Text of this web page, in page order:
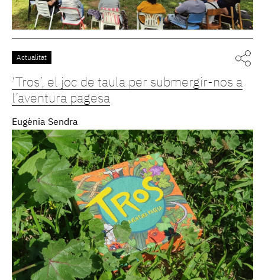
Actualitat
‘Tros’, el joc de taula per submergir-nos a
l’aventura pagesa
Eugènia Sendra